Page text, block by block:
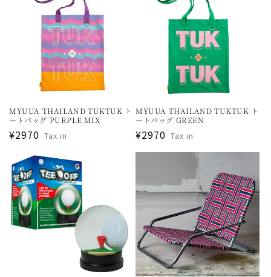
MYUUA THAILAND TUKTUK ト
ートバッグ PURPLE MIX
通
価
格
¥2970 Tax in
MYUUA THAILAND TUKTUK ト
ートバッグ GREEN
通
常
¥2970 Tax in